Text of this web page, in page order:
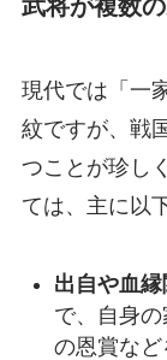
武将が複数
現代では「一
紋ですが、戦
つことが珍し
ては、主に以
出自や血縁
で、自身
の恩賞など